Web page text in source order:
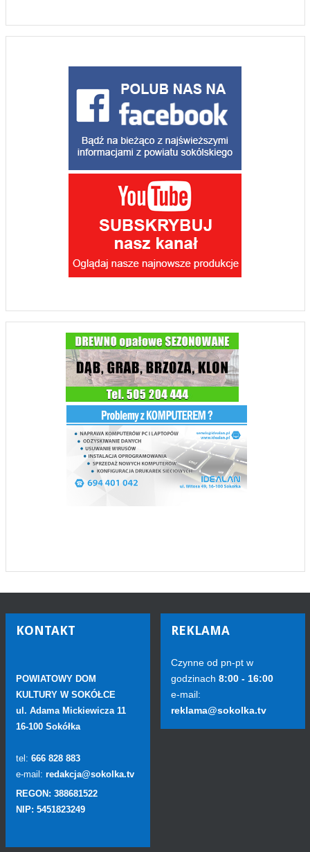
KONTAKT
POWIATOWY DOM
KULTURY W SOKÓŁCE
ul. Adama Mickiewicza 11
16-100 Sokółka
tel: 666 828 883
e-mail: redakcja@sokolka.tv
REGON: 388681522
NIP: 5451823249
REKLAMA
Czynne od pn-pt w
godzinach 8:00 - 16:00
e-mail:
reklama@sokolka.tv